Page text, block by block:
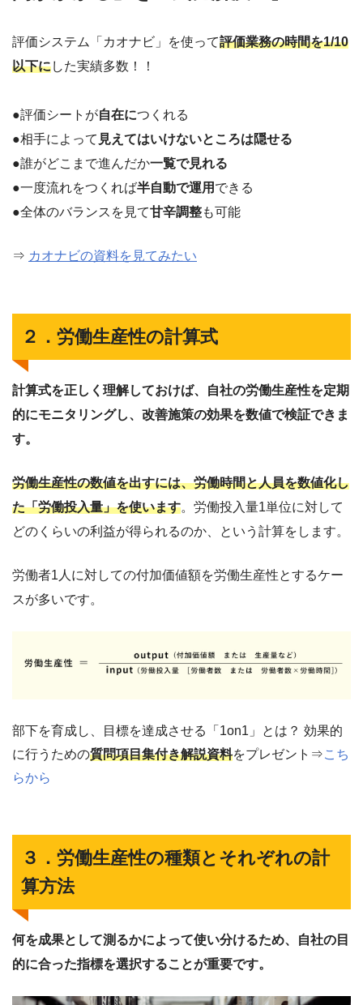
評価システム「カオナビ」を使って評価業務の時間を1/10
以下にした実績多数！！
●評価シートが自在につくれる
●相手によって 見えてはいけないところは隠せる
●誰がどこまで進んだか一覧で見れる
●一度流れをつくれば半自動で運用 できる
●全体のバランスを見て甘辛調整も可能
⇒ カオナビの資料を見てみたい
２．労働生産性の計算式
計算式を正しく理解しておけば、自社の労働生産性を定期
的にモニタリングし、改善施策の効果を数値で検証できま
す。
労働生産性の数値を出すには、労働時間と人員を数値化し
た「労働投入量」を使います。労働投入量1単位に対して
どのくらいの利益が得られるのか、という計算をします。
労働者1人に対しての付加価値額を労働生産性とするケー
スが多いです。
部下を育成し、目標を達成させる「1on1」とは？ 効果的
に行うための質問項目集付き解説資料をプレゼント⇒こち
らから
３．労働生産性の種類とそれぞれの計
算方法
何を成果として測るかによって使い分けるため、自社の目
的に合った指標を選択することが重要です。